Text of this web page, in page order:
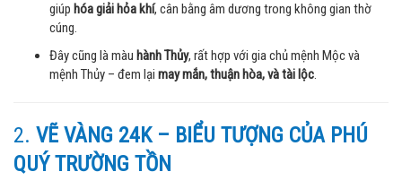
giúp hóa giải hỏa khí, cân bằng âm dương trong không gian thờ
cúng.
Đây cũng là màu hành Thủy, rất hợp với gia chủ mệnh Mộc và
mệnh Thủy – đem lại may mắn, thuận hòa, và tài lộc.
2. VẼ VÀNG 24K – BIỂU TƯỢNG CỦA PHÚ
QUÝ TRƯỜNG TỒN